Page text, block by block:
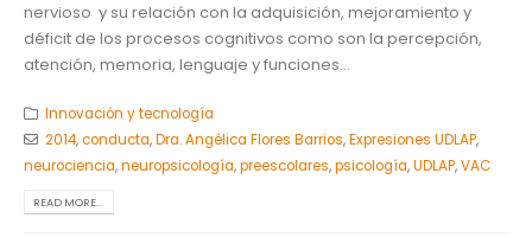
nervioso y su relación con la adquisición, mejoramiento y
déficit de los procesos cognitivos como son la percepción,
atención, memoria, lenguaje y funciones...
Innovación y tecnología
2014,conducta,Dra. Angélica Flores Barrios,Expresiones UDLAP,
neurociencia,neuropsicología,preescolares,psicología,UDLAP,VAC
READ MORE...